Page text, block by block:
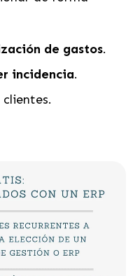
de gastos.
incidencia.
clientes.